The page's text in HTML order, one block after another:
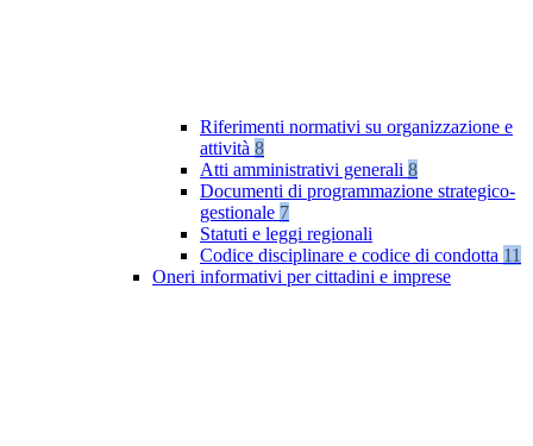
Riferimenti normativi su organizzazione e
attività 8
Atti amministrativi generali 8
Documenti di programmazione strategico-
gestionale 7
Statuti e leggi regionali
Codice disciplinare e codice di condotta 11
Oneri informativi per cittadini e imprese